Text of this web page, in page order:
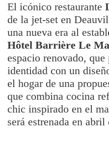
El icónico restaurante
de la jet-set en
una nueva era al
Hôtel Barrière Le
espacio renovado, que
identidad con un
el hogar de una
que combina cocina
chic inspirado en el
será estrenada en abril